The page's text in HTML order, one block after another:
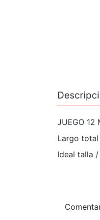
JUEGO 12
Largo total
Ideal talla